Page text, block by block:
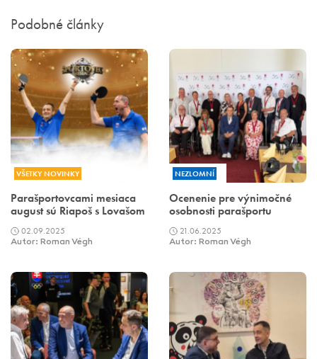
Podobné články
VŠETKY NOVINKY
Parašportovcami mesiaca
august sú Riapoš s Lovašom
02.09.2025
Autor: Roman Végh
NEZLOMNÍ
Ocenenie pre výnimočné
osobnosti parašportu
21.06.2025
Autor: Roman Végh